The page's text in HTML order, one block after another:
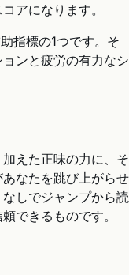
アになります。
指標の1つです。そ
ンと疲労の有力なシ
えた正味の力に、そ
なたを跳び上がらせ
しでジャンプから読
できるものです。